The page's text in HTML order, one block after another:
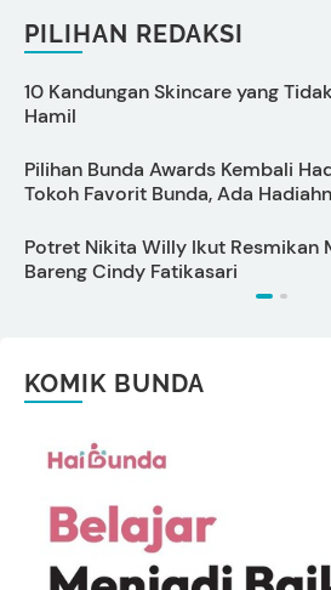
PILIHAN REDAKSI
10 Kandungan Skincare yang
Hamil
Pilihan Bunda Awards Kembali
Tokoh Favorit Bunda, Ada
Potret Nikita Willy Ikut Resmikan
Bareng Cindy Fatikasari
KOMIK BUNDA